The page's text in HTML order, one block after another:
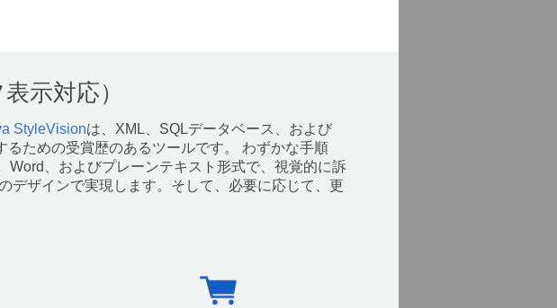
示対応）
StyleVisionは、XML、SQLデータベース、および
ための受賞歴のあるツールです。 わずかな手順
、およびプレーンテキスト形式で、視覚的に訴
デザインで実現します。そして、必要に応じて、更